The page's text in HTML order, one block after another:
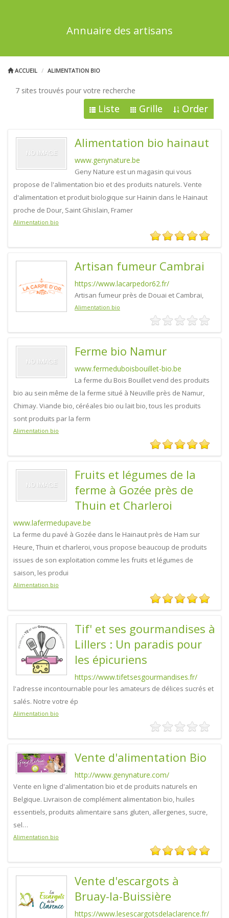
Annuaire des artisans
ACCUEIL ALIMENTATION BIO
7 sites trouvés pour votre recherche
Liste Grille Order
Alimentation bio hainaut
www.genynature.be
Geny Nature est un magasin qui vous
propose de l'alimentation bio et des produits naturels. Vente
d'alimentation et produit biologique sur Hainin dans le Hainaut
proche de Dour, Saint Ghislain, Framer
Alimentation bio
Artisan fumeur Cambrai
https://www.lacarpedor62.fr/
Artisan fumeur près de Douai et Cambrai,
Alimentation bio
Ferme bio Namur
www.fermeduboisbouillet-bio.be
La ferme du Bois Bouillet vend des produits
bio au sein même de la ferme situé à Neuville près de Namur,
Chimay. Viande bio, céréales bio ou lait bio, tous les produits
sont produits par la ferm
Alimentation bio
Fruits et légumes de la
ferme à Gozée près de
Thuin et Charleroi
www.lafermedupave.be
La ferme du pavé à Gozée dans le Hainaut près de Ham sur
Heure, Thuin et charleroi, vous propose beaucoup de produits
issues de son exploitation comme les fruits et légumes de
saison, les produi
Alimentation bio
Tif' et ses gourmandises à
Lillers : Un paradis pour
les épicuriens
https://www.tifetsesgourmandises.fr/
l'adresse incontournable pour les amateurs de délices sucrés et
salés. Notre votre ép
Alimentation bio
Vente d'alimentation Bio
http://www.genynature.com/
Vente en ligne d'alimentation bio et de produits naturels en
Belgique. Livraison de complément alimentation bio, huiles
essentiels, produits alimentaire sans gluten, allergenes, sucre,
sel…
Alimentation bio
Vente d'escargots à
Bruay-la-Buissière
https://www.lesescargotsdelaclarence.fr/